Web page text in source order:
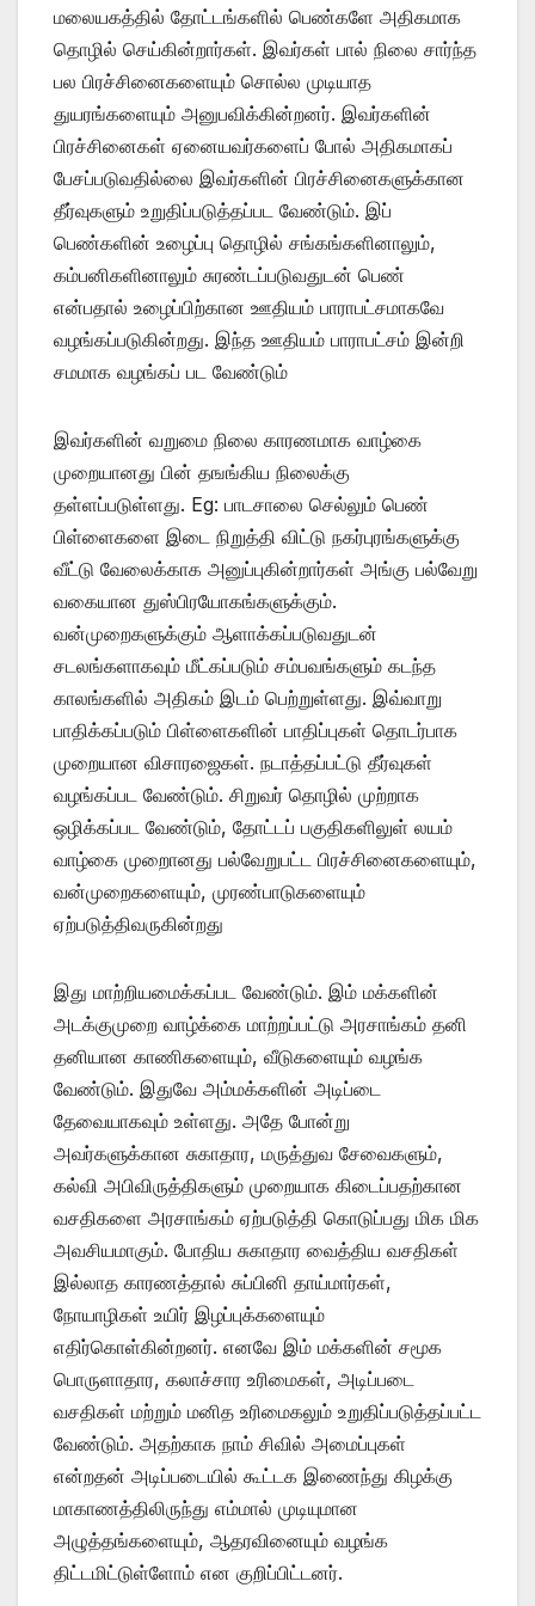
மலையகத்தில் தோட்டங்களில் பெண்களே அதிகமாக
தொழில் செய்கின்றார்கள். இவர்கள் பால் நிலை சார்ந்த
பல பிரச்சினைகளையும் சொல்ல முடியாத
துயரங்களையும் அனுபவிக்கின்றனர். இவர்களின்
பிரச்சினைகள் ஏனையவர்களைப் போல் அதிகமாகப்
பேசப்படுவதில்லை இவர்களின் பிரச்சினைகளுக்கான
தீர்வுகளும் உறுதிப்படுத்தப்பட வேண்டும். இப்
பெண்களின் உழைப்பு தொழில் சங்கங்களினாலும்,
கம்பனிகளினாலும் சுரண்டப்படுவதுடன் பெண்
என்பதால் உழைப்பிற்கான ஊதியம் பாராபட்சமாகவே
வழங்கப்படுகின்றது. இந்த ஊதியம் பாராபட்சம் இன்றி
சமமாக வழங்கப் பட வேண்டும்
இவர்களின் வறுமை நிலை காரணமாக வாழ்கை
முறையானது பின் தஙங்கிய நிலைக்கு
தள்ளப்படுள்ளது. Eg: பாடசாலை செல்லும் பெண்
பிள்ளைகளை இடை நிறுத்தி விட்டு நகர்புரங்களுக்கு
வீட்டு வேலைக்காக அனுப்புகின்றார்கள் அங்கு பல்வேறு
வகையான துஸ்பிரயோகங்களுக்கும்.
வன்முறைகளுக்கும் ஆளாக்கப்படுவதுடன்
சடலங்களாகவும் மீட்கப்படும் சம்பவங்களும் கடந்த
காலங்களில் அதிகம் இடம் பெற்றுள்ளது. இவ்வாறு
பாதிக்கப்படும் பிள்ளைகளின் பாதிப்புகள் தொடர்பாக
முறையான விசாரஜைகள். நடாத்தப்பட்டு தீர்வுகள்
வழங்கப்பட வேண்டும். சிறுவர் தொழில் முற்றாக
ஒழிக்கப்பட வேண்டும், தோட்டப் பகுதிகளிலுள் லயம்
வாழ்கை முறைானது பல்வேறுபட்ட பிரச்சினைகளையும்,
வன்முறைகளையும், முரண்பாடுகளையும்
ஏற்படுத்திவருகின்றது
இது மாற்றியமைக்கப்பட வேண்டும். இம் மக்களின்
அடக்குமுறை வாழ்க்கை மாற்றப்பட்டு அரசாங்கம் தனி
தனியான காணிகளையும், வீடுகளையும் வழங்க
வேண்டும். இதுவே அம்மக்களின் அடிப்டை
தேவையாகவும் உள்ளது. அதே போன்று
அவர்களுக்கான சுகாதார, மருத்துவ சேவைகளும்,
கல்வி அபிவிருத்திகளும் முறையாக கிடைப்பதற்கான
வசதிகளை அரசாங்கம் ஏற்படுத்தி கொடுப்பது மிக மிக
அவசியமாகும். போதிய சுகாதார வைத்திய வசதிகள்
இல்லாத காரணத்தால் சுப்பினி தாய்மார்கள்,
நோயாழிகள் உயிர் இழப்புக்களையும்
எதிர்கொள்கின்றனர். எனவே இம் மக்களின் சமூக
பொருளாதார, கலாச்சார உரிமைகள், அடிப்படை
வசதிகள் மற்றும் மனித உரிமைகலும் உறுதிப்படுத்தப்பட்ட
வேண்டும். அதற்காக நாம் சிவில் அமைப்புகள்
என்றதன் அடிப்படையில் கூட்டக இணைந்து கிழக்கு
மாகாணத்திலிருந்து எம்மால் முடியுமான
அழுத்தங்களையும், ஆதரவினையும் வழங்க
திட்டமிட்டுள்ளோம் என குறிப்பிட்டனர்.